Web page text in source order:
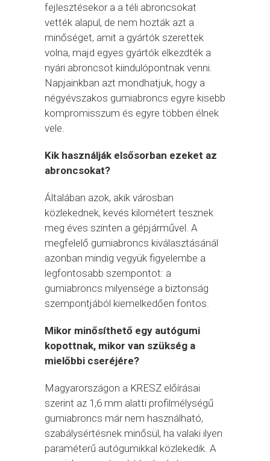
fejlesztésekor a a téli abroncsokat
vették alapul, de nem hozták azt a
minőséget, amit a gyártók szerettek
volna, majd egyes gyártók elkezdték a
nyári abroncsot kiindulópontnak venni.
Napjainkban azt mondhatjuk, hogy a
négyévszakos gumiabroncs egyre kisebb
kompromisszum és egyre többen élnek
vele.
Kik használják elsősorban ezeket az
abroncsokat?
Általában azok, akik városban
közlekednek, kevés kilométert tesznek
meg éves szinten a gépjárművel. A
megfelelő gumiabroncs kiválasztásánál
azonban mindig vegyük figyelembe a
legfontosabb szempontot: a
gumiabroncs milyensége a biztonság
szempontjából kiemelkedően fontos.
Mikor minősíthető egy autógumi
kopottnak, mikor van szükség a
mielőbbi cseréjére?
Magyarországon a KRESZ előírásai
szerint az 1,6 mm alatti profilmélységű
gumiabroncs már nem használható,
szabálysértésnek minősül, ha valaki ilyen
paraméterű autógumikkal közlekedik. A